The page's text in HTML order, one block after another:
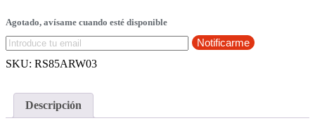
Agotado, avísame cuando esté disponible
Notificarme
SKU: RS85ARW03
Descripción